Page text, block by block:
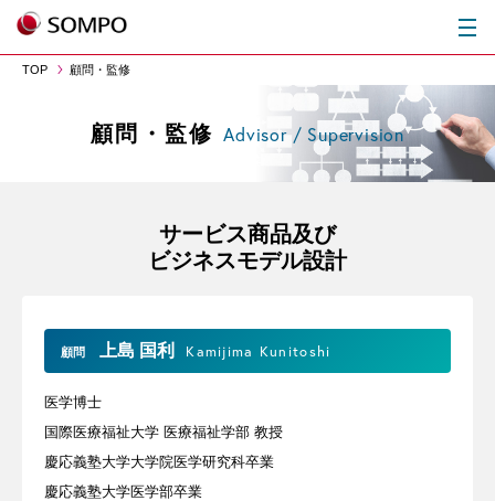
TOP 顧問・監修
顧問・監修Advisor / Supervision
サービス商品及び
ビジネスモデル設計
顧問 上島 国利 Kamijima Kunitoshi
医学博士
国際医療福祉大学 医療福祉学部 教授
慶応義塾大学大学院医学研究科卒業
慶応義塾大学医学部卒業